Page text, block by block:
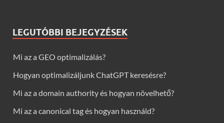
LEGUTÓBBI BEJEGYZÉSEK
Mi az a GEO optimalizálás?
Hogyan optimalizáljunk ChatGPT keresésre?
Mi az a domain authority és hogyan növelhető?
Mi az a canonical tag és hogyan használd?